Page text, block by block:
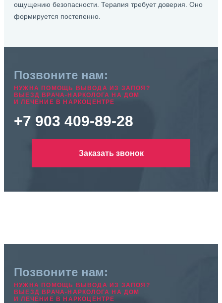
ощущению безопасности. Терапия требует доверия. Оно
формируется постепенно.
Позвоните нам:
НУЖНА ПОМОЩЬ ВЫВОДА ИЗ ЗАПОЯ?
ВЫЕЗД ВРАЧА-НАРКОЛОГА НА ДОМ
И ЛЕЧЕНИЕ В НАРКОЦЕНТРЕ
+7 903 409-89-28
Заказать звонок
Позвоните нам:
НУЖНА ПОМОЩЬ ВЫВОДА ИЗ ЗАПОЯ?
ВЫЕЗД ВРАЧА-НАРКОЛОГА НА ДОМ
И ЛЕЧЕНИЕ В НАРКОЦЕНТРЕ